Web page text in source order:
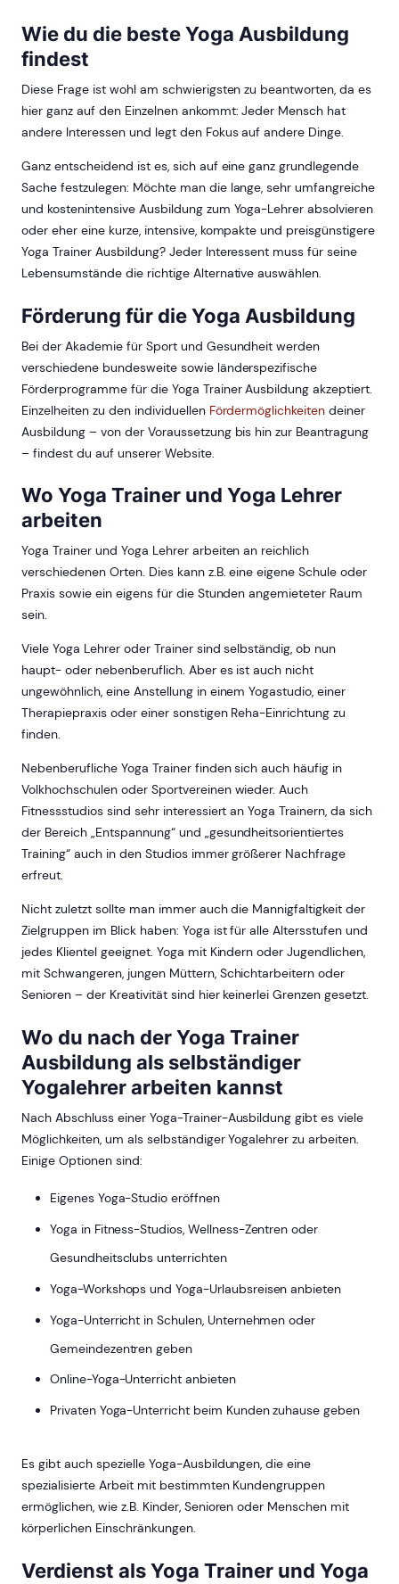
Wie du die beste Yoga Ausbildung
findest
Diese Frage ist wohl am schwierigsten zu beantworten, da es
hier ganz auf den Einzelnen ankommt: Jeder Mensch hat
andere Interessen und legt den Fokus auf andere Dinge.
Ganz entscheidend ist es, sich auf eine ganz grundlegende
Sache festzulegen: Möchte man die lange, sehr umfangreiche
und kostenintensive Ausbildung zum Yoga-Lehrer absolvieren
oder eher eine kurze, intensive, kompakte und preisgünstigere
Yoga Trainer Ausbildung? Jeder Interessent muss für seine
Lebensumstände die richtige Alternative auswählen.
Förderung für die Yoga Ausbildung
Bei der Akademie für Sport und Gesundheit werden
verschiedene bundesweite sowie länderspezifische
Förderprogramme für die Yoga Trainer Ausbildung akzeptiert.
Einzelheiten zu den individuellen Fördermöglichkeiten deiner
Ausbildung – von der Voraussetzung bis hin zur Beantragung
– findest du auf unserer Website.
Wo Yoga Trainer und Yoga Lehrer
arbeiten
Yoga Trainer und Yoga Lehrer arbeiten an reichlich
verschiedenen Orten. Dies kann z.B. eine eigene Schule oder
Praxis sowie ein eigens für die Stunden angemieteter Raum
sein.
Viele Yoga Lehrer oder Trainer sind selbständig, ob nun
haupt- oder nebenberuflich. Aber es ist auch nicht
ungewöhnlich, eine Anstellung in einem Yogastudio, einer
Therapiepraxis oder einer sonstigen Reha-Einrichtung zu
finden.
Nebenberufliche Yoga Trainer finden sich auch häufig in
Volkhochschulen oder Sportvereinen wieder. Auch
Fitnessstudios sind sehr interessiert an Yoga Trainern, da sich
der Bereich „Entspannung“ und „gesundheitsorientiertes
Training“ auch in den Studios immer größerer Nachfrage
erfreut.
Nicht zuletzt sollte man immer auch die Mannigfaltigkeit der
Zielgruppen im Blick haben: Yoga ist für alle Altersstufen und
jedes Klientel geeignet. Yoga mit Kindern oder Jugendlichen,
mit Schwangeren, jungen Müttern, Schichtarbeitern oder
Senioren – der Kreativität sind hier keinerlei Grenzen gesetzt.
Wo du nach der Yoga Trainer
Ausbildung als selbständiger
Yogalehrer arbeiten kannst
Nach Abschluss einer Yoga-Trainer-Ausbildung gibt es viele
Möglichkeiten, um als selbständiger Yogalehrer zu arbeiten.
Einige Optionen sind:
Eigenes Yoga-Studio eröffnen
Yoga in Fitness-Studios, Wellness-Zentren oder
Gesundheitsclubs unterrichten
Yoga-Workshops und Yoga-Urlaubsreisen anbieten
Yoga-Unterricht in Schulen, Unternehmen oder
Gemeindezentren geben
Online-Yoga-Unterricht anbieten
Privaten Yoga-Unterricht beim Kunden zuhause geben
Es gibt auch spezielle Yoga-Ausbildungen, die eine
spezialisierte Arbeit mit bestimmten Kundengruppen
ermöglichen, wie z.B. Kinder, Senioren oder Menschen mit
körperlichen Einschränkungen.
Verdienst als Yoga Trainer und Yoga